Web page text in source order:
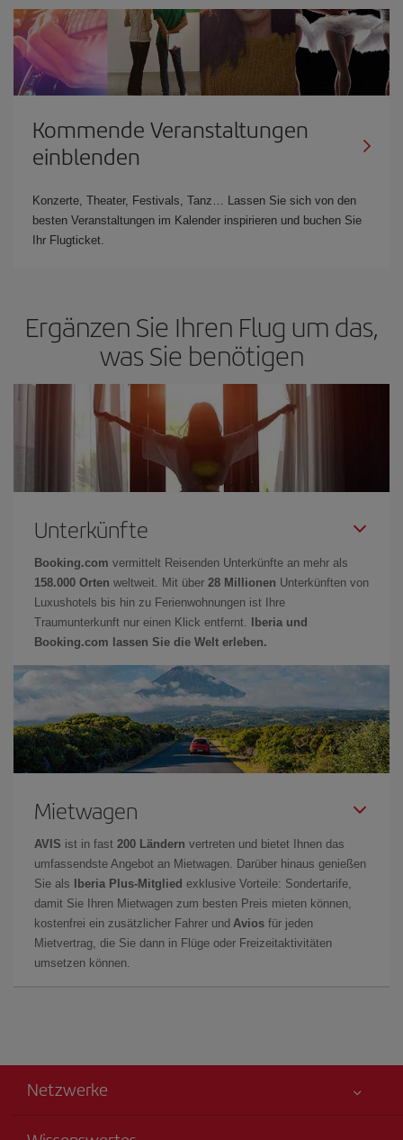
Kommende Veranstaltungen
einblenden
Konzerte, Theater, Festivals, Tanz… Lassen Sie sich von den
besten Veranstaltungen im Kalender inspirieren und buchen Sie
Ihr Flugticket.
Ergänzen Sie Ihren Flug um das,
was Sie benötigen
Unterkünfte
Booking.com vermittelt Reisenden Unterkünfte an mehr als
158.000 Orten weltweit. Mit über 28 Millionen Unterkünften von
Luxushotels bis hin zu Ferienwohnungen ist Ihre
Traumunterkunft nur einen Klick entfernt.
Iberia und
Booking.com lassen Sie die Welt erleben.
Mietwagen
AVIS ist in fast 200 Ländern vertreten und bietet Ihnen das
umfassendste Angebot an Mietwagen. Darüber hinaus genießen
Sie als
Iberia Plus-Mitglied exklusive Vorteile: Sondertarife,
damit Sie Ihren Mietwagen zum besten Preis mieten können,
kostenfrei ein zusätzlicher Fahrer und Avios für jeden
Mietvertrag, die Sie dann in Flüge oder Freizeitaktivitäten
umsetzen können.
Netzwerke